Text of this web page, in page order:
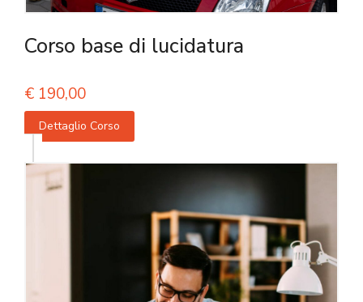
Corso base di lucidatura
€ 190,00
Dettaglio Corso